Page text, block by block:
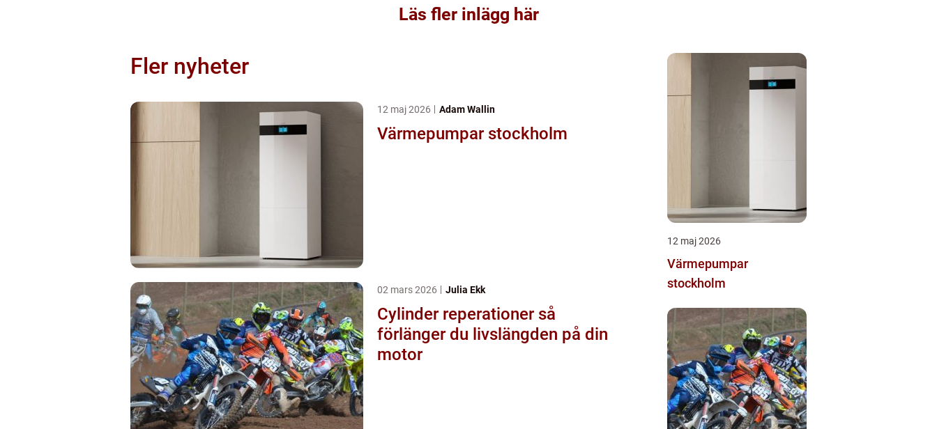
Läs fler inlägg här
Fler nyheter
12 maj 2026 Adam Wallin
Värmepumpar stockholm
02 mars 2026 Julia Ekk
Cylinder reperationer så
förlänger du livslängden på din
motor
12 maj 2026
Värmepumpar
stockholm